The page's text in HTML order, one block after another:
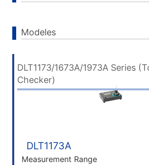
Modeles
DLT1173/1673A/1973A Series
Checker)
DLT1173A
Measurement Range